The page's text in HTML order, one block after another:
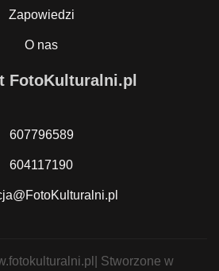
Zapowiedzi
O nas
FotoKulturalni.pl
607796589
604117190
Stworzone w